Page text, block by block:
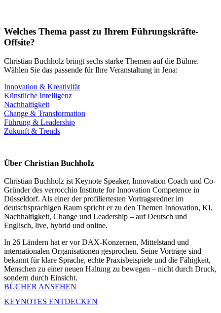
Welches Thema passt zu Ihrem Führungskräfte-
Offsite?
Christian Buchholz bringt sechs starke Themen auf die Bühne.
Wählen Sie das passende für Ihre Veranstaltung in Jena:
Innovation & Kreativität
Künstliche Intelligenz
Nachhaltigkeit
Change & Transformation
Führung & Leadership
Zukunft & Trends
Über Christian Buchholz
Christian Buchholz ist Keynote Speaker, Innovation Coach und Co-
Gründer des verrocchio Institute for Innovation Competence in
Düsseldorf. Als einer der profiliertesten Vortragsredner im
deutschsprachigen Raum spricht er zu den Themen Innovation, KI,
Nachhaltigkeit, Change und Leadership – auf Deutsch und
Englisch, live, hybrid und online.
In 26 Ländern hat er vor DAX-Konzernen, Mittelstand und
internationalen Organisationen gesprochen. Seine Vorträge sind
bekannt für klare Sprache, echte Praxisbeispiele und die Fähigkeit,
Menschen zu einer neuen Haltung zu bewegen – nicht durch Druck,
sondern durch Einsicht.
BÜCHER ANSEHEN
KEYNOTES ENTDECKEN